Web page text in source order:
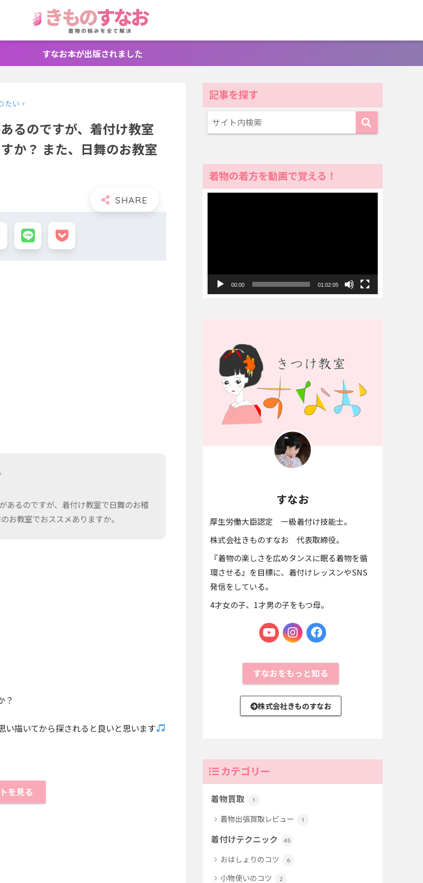
すなお本が出版されました
たい
るのですが、着付け教室
か？ また、日舞のお教室
あるのですが、着付け教室で日舞のお稽
お教室でおススメありますか。
？
い描いてから探されると良いと思います
を見る
記事を探す
着物の着方を動画で覚える！
ヤ
00:00 01:02:05
すなお
厚生労働大臣認定 一級着付け技能士。
株式会社きものすなお 代表取締役。
『着物の楽しさを広めタンスに眠る着物を循
環させる』を目標に、着付けレッスンやSNS
発信をしている。
4才女の子、1才男の子をもつ母。
すなおをもっと知る
株式会社きものすなお
カテゴリー
着物買取 1
着物出張買取レビュー 1
着付けテクニック 45
おはしょりのコツ 6
小物使いのコツ 2